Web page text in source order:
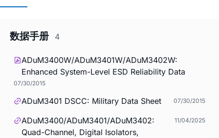
数据手册 4
ADuM3400W/ADuM3401W/ADuM3402W:
Enhanced System-Level ESD Reliability Data
07/30/2015
ADuM3401 DSCC: Military Data Sheet 07/30/2015
ADuM3400/ADuM3401/ADuM3402:
Quad-Channel, Digital Isolators,
11/04/2025